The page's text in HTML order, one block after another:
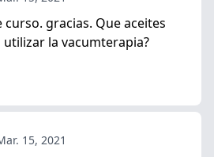
gracias. Que aceites
la vacumterapia?
15, 2021